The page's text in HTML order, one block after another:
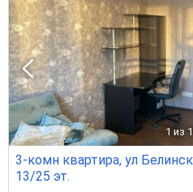
1 из
3-комн квартира, ул
13/25 эт.